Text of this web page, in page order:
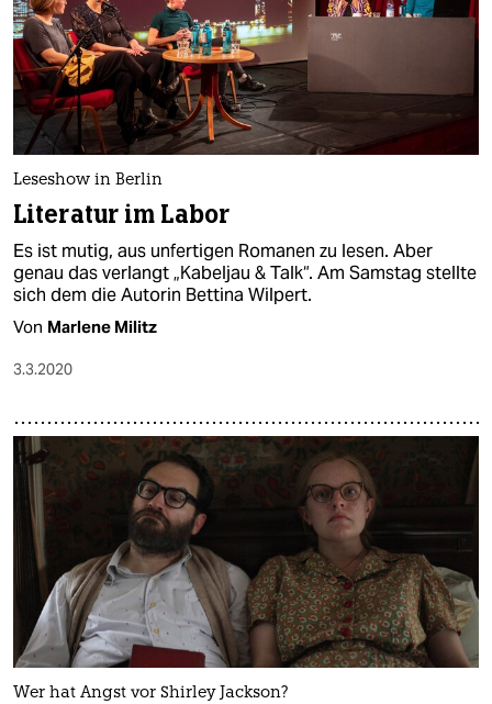
Leseshow in Berlin
Literatur im Labor
Es ist mutig, aus unfertigen Romanen zu lesen. Aber
genau das verlangt „Kabeljau & Talk“. Am Samstag stellte
sich dem die Autorin Bettina Wilpert.
Von Marlene Militz
3.3.2020
Wer hat Angst vor Shirley Jackson?